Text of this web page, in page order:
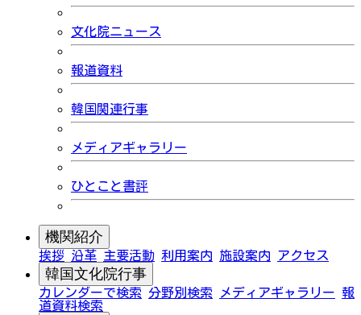
文化院ニュース
報道資料
韓国関連行事
メディアギャラリー
ひとこと書評
機関紹介
挨拶 沿革 主要活動 利用案内 施設案内 アクセス
韓国文化院行事
カレンダーで検索 分野別検索 メディアギャラリー 報
道資料検索